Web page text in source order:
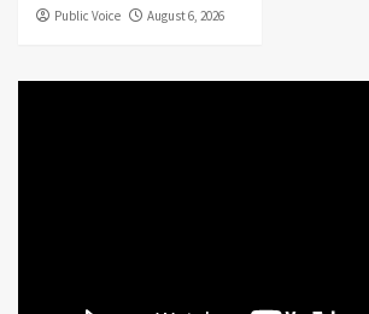
Public Voice August 6, 2026